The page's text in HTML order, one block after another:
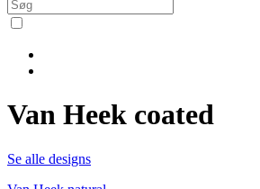
Van Heek coated
Se alle designs